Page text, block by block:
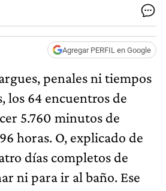
Agregar PERFIL en Google
penales ni tiempos
los 64 encuentros de
5.760 minutos de
horas. O, explicado de
días completos de
ni para ir al baño. Ese